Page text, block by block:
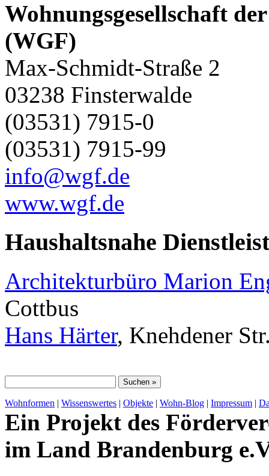
Wohnungsgesellschaft
(WGF)
Max-Schmidt-Straße 2
03238 Finsterwalde
(03531) 7915-0
(03531) 7915-99
info@wgf.de
www.wgf.de
Haushaltsnahe
Architekturbüro Marion
Cottbus
Hans Härter, Knehdener
Wohnformen | Wissenswertes | Objekte | Wohn-Blog | Impressum |
Ein Projekt des
im Land Brandenburg